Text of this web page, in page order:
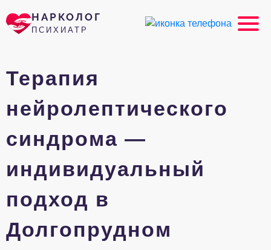
НАРКОЛОГ
ПСИХИАТР
Терапия
нейролептического
синдрома —
индивидуальный
подход в
Долгопрудном